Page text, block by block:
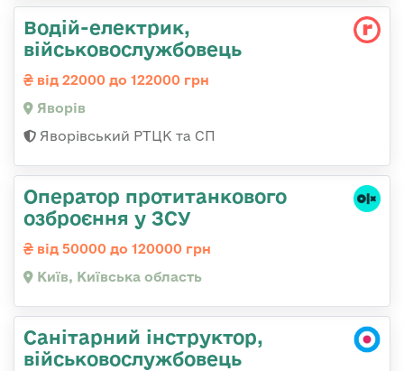
Водій-електрик,
військовослужбовець
від 22000 до 122000 грн
Яворів
Яворівський РТЦК та СП
Оператор протитанкового
озброєння у ЗСУ
від 50000 до 120000 грн
Київ, Київська область
Санітарний інструктор,
військовослужбовець